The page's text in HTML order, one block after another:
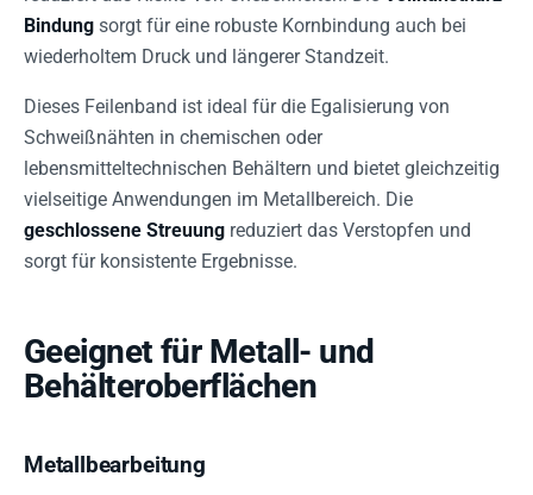
Bindung sorgt für eine robuste Kornbindung auch bei
wiederholtem Druck und längerer Standzeit.
Dieses Feilenband ist ideal für die Egalisierung von
Schweißnähten in chemischen oder
lebensmitteltechnischen Behältern und bietet gleichzeitig
vielseitige Anwendungen im Metallbereich. Die
geschlossene Streuung reduziert das Verstopfen und
sorgt für konsistente Ergebnisse.
Geeignet für Metall- und
Behälteroberflächen
Metallbearbeitung